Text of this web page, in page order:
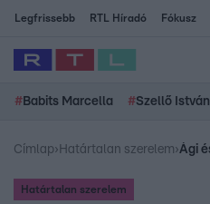
Legfrissebb RTL Híradó Fókusz
# Babits Marcella #Szellő István
Címlap› Határtalan szerelem›
Határtalan szerelem